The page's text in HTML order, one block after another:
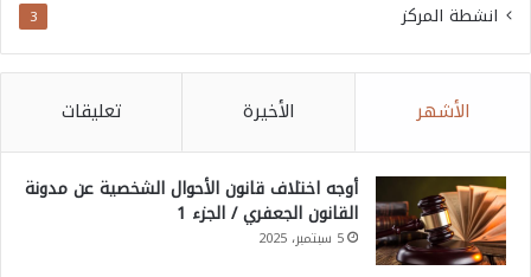
انشطة المركز 3
الأشهر الأخيرة تعليقات
أوجه اختلاف قانون الأحوال الشخصية عن مدونة
القانون الجعفري / الجزء 1
5 سبتمبر، 2025